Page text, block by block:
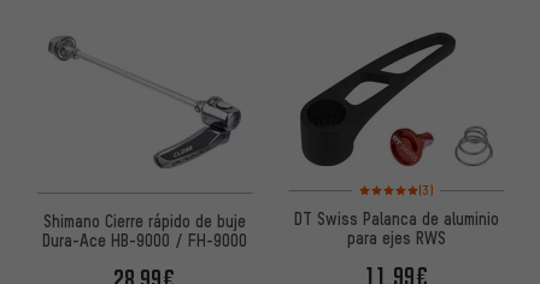
Shimano Cierre rápido de buje
Dura-Ace HB-9000 / FH-9000
Valoración media: 5 de 5
(3)
DT Swiss Palanca de aluminio
para ejes RWS
11,99€